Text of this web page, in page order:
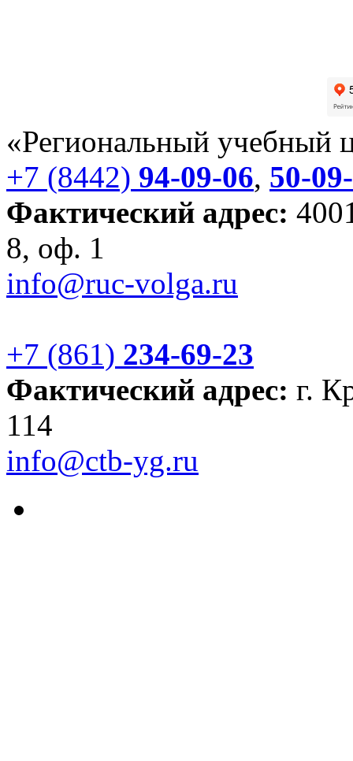
«Региональный учебный
+7 (8442) 94-09-06, 50-
Фактический адрес:
8, оф. 1
info@ruc-volga.ru
+7 (861) 234-69-23
Фактический адрес: г.
114
info@ctb-yg.ru